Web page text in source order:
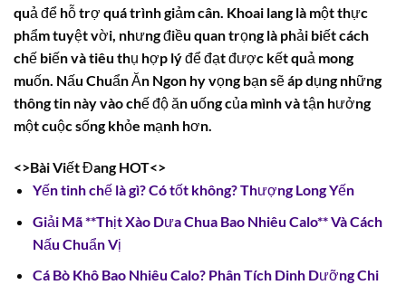
quả để hỗ trợ quá trình giảm cân. Khoai lang là một thực
phẩm tuyệt vời, nhưng điều quan trọng là phải biết cách
chế biến và tiêu thụ hợp lý để đạt được kết quả mong
muốn. Nấu Chuẩn Ăn Ngon hy vọng bạn sẽ áp dụng những
thông tin này vào chế độ ăn uống của mình và tận hưởng
một cuộc sống khỏe mạnh hơn.
<>Bài Viết Đang HOT<>
Yến tinh chế là gì? Có tốt không? Thượng Long Yến
Giải Mã **Thịt Xào Dưa Chua Bao Nhiêu Calo** Và Cách
Nấu Chuẩn Vị
Cá Bò Khô Bao Nhiêu Calo? Phân Tích Dinh Dưỡng Chi